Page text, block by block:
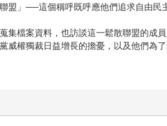
盟」──這個稱呼既呼應他們追求自由民
集檔案資料，也訪談這一鬆散聯盟的成
威權獨裁日益增長的擔憂，以及他們為